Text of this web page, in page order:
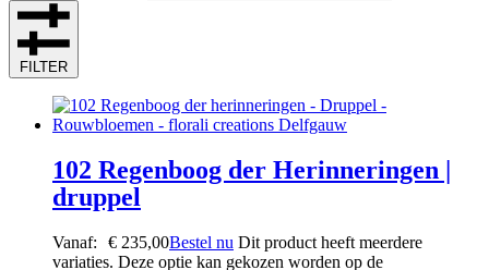
FILTER
102 Regenboog der Herinneringen |
druppel
Vanaf: € 235,00Bestel nu Dit product heeft meerdere
variaties. Deze optie kan gekozen worden op de